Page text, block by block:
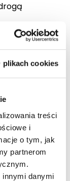
plikach cookies
treści
i
o tym, jak
partnerom
innymi danymi
Szkoły
Praw